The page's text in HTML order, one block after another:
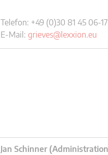
Telefon: +49 (0)30 81 45 06-
E-Mail: grieves@lexxion.eu
Jan Schinner